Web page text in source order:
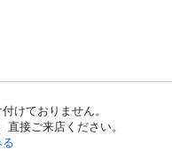
けておりません。
接ご来店ください。